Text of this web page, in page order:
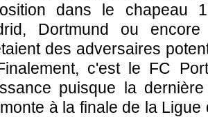
dans le chapeau
Dortmund ou
des adversaires
c'est le FC
puisque la
à la finale de la